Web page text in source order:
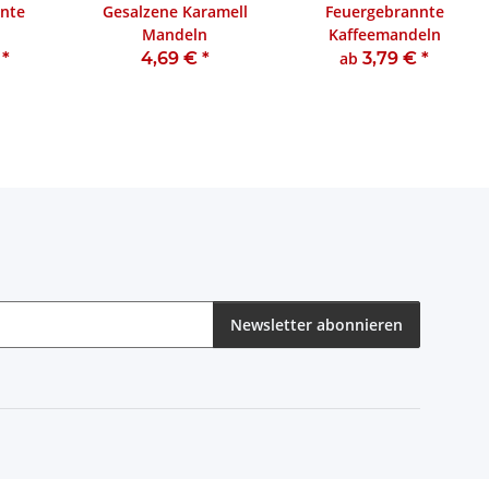
*
Gesalzene Karamell
Mandeln
4,69 € *
Feuergebrannte
Kaffeemandeln
ab 3,79 € *
Newsletter abonnieren